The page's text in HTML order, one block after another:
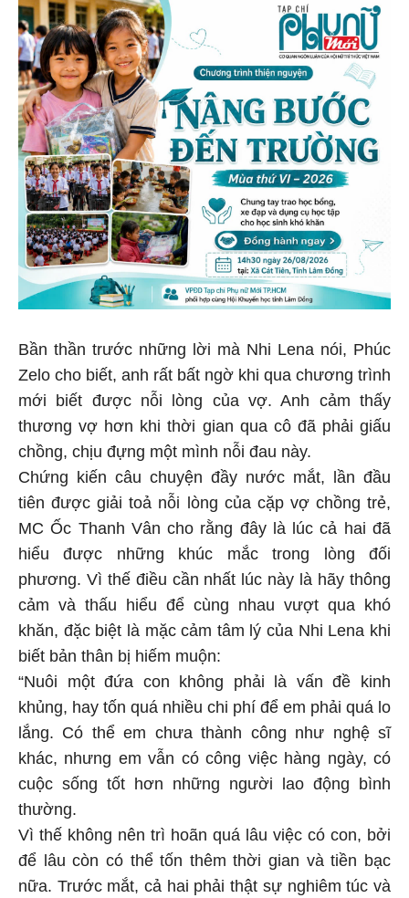
Bần thần trước những lời mà Nhi Lena nói, Phúc
Zelo cho biết, anh rất bất ngờ khi qua chương trình
mới biết được nỗi lòng của vợ. Anh cảm thấy
thương vợ hơn khi thời gian qua cô đã phải giấu
chồng, chịu đựng một mình nỗi đau này.
Chứng kiến câu chuyện đầy nước mắt, lần đầu
tiên được giải toả nỗi lòng của cặp vợ chồng trẻ,
MC Ốc Thanh Vân cho rằng đây là lúc cả hai đã
hiểu được những khúc mắc trong lòng đối
phương. Vì thế điều cần nhất lúc này là hãy thông
cảm và thấu hiểu để cùng nhau vượt qua khó
khăn, đặc biệt là mặc cảm tâm lý của Nhi Lena khi
biết bản thân bị hiếm muộn:
“Nuôi một đứa con không phải là vấn đề kinh
khủng, hay tốn quá nhiều chi phí để em phải quá lo
lắng. Có thể em chưa thành công như nghệ sĩ
khác, nhưng em vẫn có công việc hàng ngày, có
cuộc sống tốt hơn những người lao động bình
thường.
Vì thế không nên trì hoãn quá lâu việc có con, bởi
để lâu còn có thể tốn thêm thời gian và tiền bạc
nữa. Trước mắt, cả hai phải thật sự nghiêm túc và